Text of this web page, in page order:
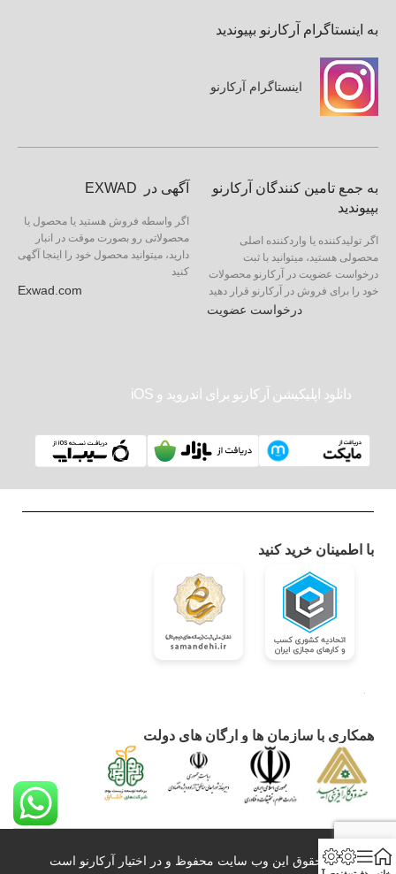
به اینستاگرام آرکارنو بپیوندید
اینستاگرام آرکارنو
به جمع تامین کنندگان آرکارنو
بپیوندید
اگر تولیدکننده یا واردکننده اصلی
محصولی هستید، میتوانید با ثبت
درخواست عضویت در آرکارنو محصولات
خود را برای فروش در آرکارنو قرار دهید
درخواست عضویت
آگهی در EXWAD
اگر واسطه فروش هستید یا محصول یا
محصولاتی رو بصورت موقت در انبار
دارید، میتوانید محصول خود را اینجا آگهی
کنید
Exwad.com
دانلود اپلیکیشن آرکارنو برای اندروید و iOS
با اطمینان خرید کنید
همکاری با سازمان ها و ارگان های دولت
کلیه حقوق این وب سایت محفوظ و در اختیار آرکارنو است